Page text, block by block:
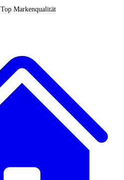
Top Markenqualität
est. 1990